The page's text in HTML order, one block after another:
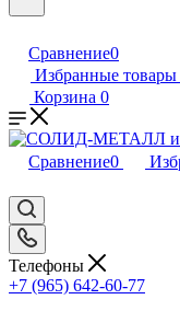
Сравнение0
Избранные товары
Корзина 0
Сравнение0
Телефоны
+7 (965) 642-60-77